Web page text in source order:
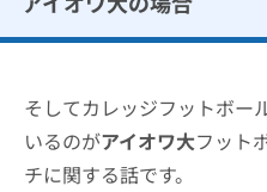
そしてカレッジフットボー
いるのがアイオワ大フット
チに関する話です。